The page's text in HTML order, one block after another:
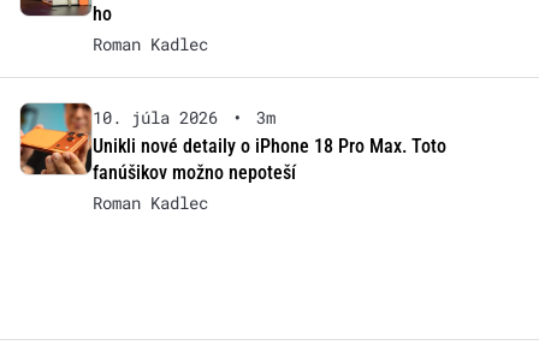
ho
Roman Kadlec
10. júla 2026 •
3m
Unikli nové detaily o iPhone 18 Pro Max. Toto
fanúšikov možno nepoteší
Roman Kadlec